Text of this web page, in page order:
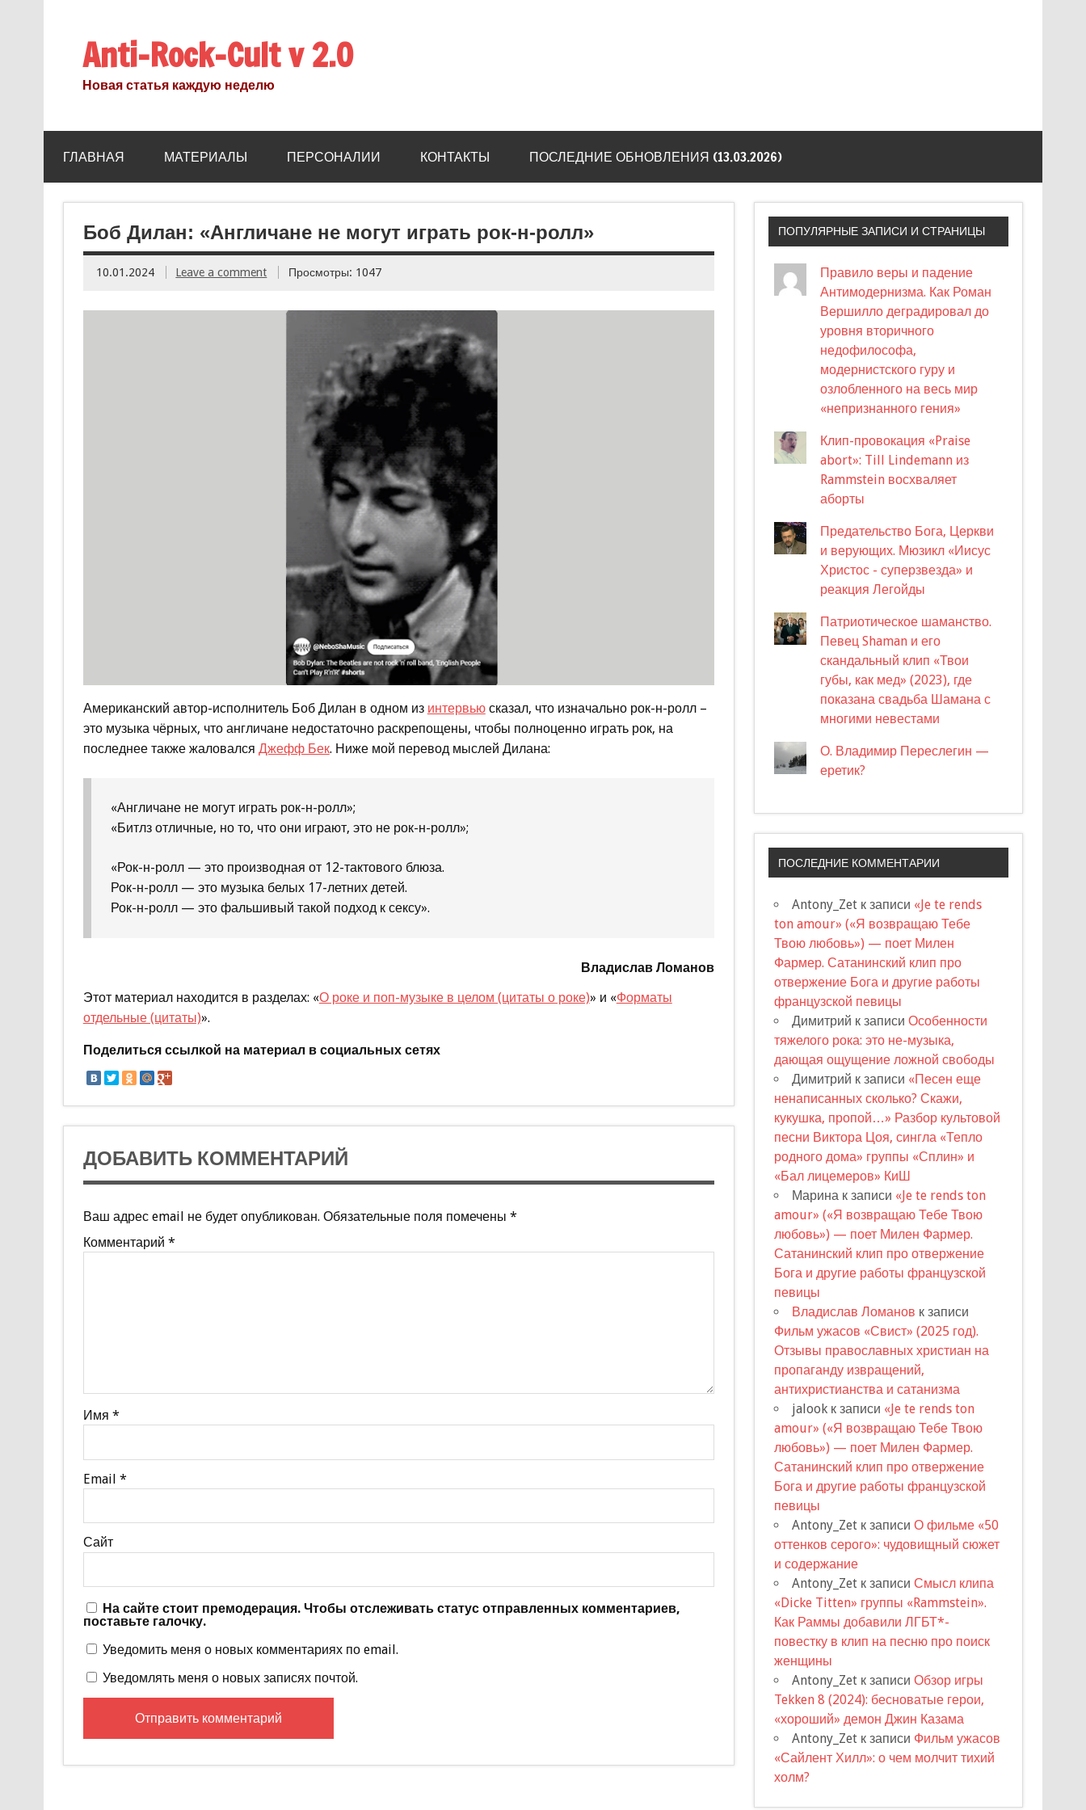
Anti-Rock-Cult v 2.0
Новая статья каждую неделю
ГЛАВНАЯ МАТЕРИАЛЫ ПЕРСОНАЛИИ КОНТАКТЫ ПОСЛЕДНИЕ ОБНОВЛЕНИЯ (13.03.2026)
Боб Дилан: «Англичане не могут играть рок-н-ролл»
10.01.2024 Leave a comment Просмотры: 1047
Американский автор-исполнитель Боб Дилан в одном из интервьюсказал, что изначально рок-н-ролл –
это музыка чёрных, что англичане недостаточно раскрепощены, чтобы полноценно играть рок, на
последнее также жаловался Джефф Бек. Ниже мой перевод мыслей Дилана:
«Англичане не могут играть рок-н-ролл»;
«Битлз отличные, но то, что они играют, это не рок-н-ролл»;
«Рок-н-ролл — это производная от 12-тактового блюза.
Рок-н-ролл — это музыка белых 17-летних детей.
Рок-н-ролл — это фальшивый такой подход к сексу».
Владислав Ломанов
Этот материал находится в разделах: «О роке и поп-музыке в целом (цитаты о роке)» и «Форматы
отдельные (цитаты)».
Поделиться ссылкой на материал в социальных сетях
ДОБАВИТЬ КОММЕНТАРИЙ
Ваш адрес email не будет опубликован. Обязательные поля помечены *
Комментарий *
Имя *
Email *
Сайт
На сайте стоит премодерация. Чтобы отслеживать статус отправленных комментариев,
поставьте галочку.
Уведомить меня о новых комментариях по email.
Уведомлять меня о новых записях почтой.
ПОПУЛЯРНЫЕ ЗАПИСИ И СТРАНИЦЫ
Правило веры и падение
Антимодернизма. Как Роман
Вершилло деградировал до
уровня вторичного
недофилософа,
модернистского гуру и
озлобленного на весь мир
«непризнанного гения»
Клип-провокация «Praise
abort»: Till Lindemann из
Rammstein восхваляет
аборты
Предательство Бога, Церкви
и верующих. Мюзикл «Иисус
Христос - суперзвезда» и
реакция Легойды
Патриотическое шаманство.
Певец Shaman и его
скандальный клип «Твои
губы, как мед» (2023), где
показана свадьба Шамана с
многими невестами
О. Владимир Переслегин —
еретик?
ПОСЛЕДНИЕ КОММЕНТАРИИ
Antony_Zet к записи «Je te rends
ton amour» («Я возвращаю Тебе
Твою любовь») — поет Милен
Фармер. Сатанинский клип про
отвержение Бога и другие работы
французской певицы
Димитрий к записиОсобенности
тяжелого рока: это не-музыка,
дающая ощущение ложной свободы
Димитрий к записи «Песен еще
ненаписанных сколько? Скажи,
кукушка, пропой…» Разбор культовой
песни Виктора Цоя, сингла «Тепло
родного дома» группы «Сплин» и
«Бал лицемеров» КиШ
Марина к записи «Je te rends ton
amour» («Я возвращаю Тебе Твою
любовь») — поет Милен Фармер.
Сатанинский клип про отвержение
Бога и другие работы французской
певицы
Владислав Ломанов к записи
Фильм ужасов «Свист» (2025 год).
Отзывы православных христиан на
пропаганду извращений,
антихристианства и сатанизма
jalook к записи «Je te rends ton
amour» («Я возвращаю Тебе Твою
любовь») — поет Милен Фармер.
Сатанинский клип про отвержение
Бога и другие работы французской
певицы
Antony_Zet к записиО фильме «50
оттенков серого»: чудовищный сюжет
и содержание
Antony_Zet к записиСмысл клипа
«Dicke Titten» группы «Rammstein».
Как Раммы добавили ЛГБТ*-
повестку в клип на песню про поиск
женщины
Antony_Zet к записиОбзор игры
Tekken 8 (2024): бесноватые герои,
«хороший» демон Джин Казама
Antony_Zet к записи Фильм ужасов
«Сайлент Хилл»: о чем молчит тихий
холм?